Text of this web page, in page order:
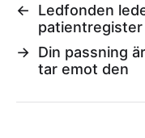
←
Ledfonden
patientregister
→ Din passning
tar emot den